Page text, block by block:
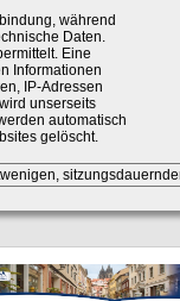
während
Daten.
Eine
Informationen
IP-Adressen
unserseits
automatisch
gelöscht.